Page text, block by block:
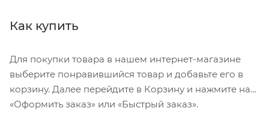
Как купить
Для покупки товара в нашем интернет-магазине
выберите понравившийся товар и добавьте его в
корзину. Далее перейдите в Корзину и нажмите на
«Оформить заказ» или «Быстрый заказ».